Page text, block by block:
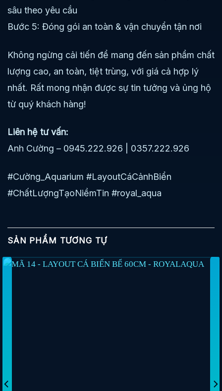
sâu theo yêu cầu
Bước 5: Đóng gói an toàn & vận chuyển tận nơi
Không ngừng cải tiến để mang đến sản phẩm chất
lượng cao, an toàn, tiệt trùng, với giá cả hợp lý
nhất. Rất mong nhận được sự tin tưởng và ủng hộ
từ quý khách hàng!
Liên hệ tư vấn:
Anh Cường – 0945.222.926 | 0357.222.926
#Cường_Aquarium #LayoutCáCảnhBiển
#ChấtLượngTạoNiềmTin #royal_aqua
SẢN PHẨM TƯƠNG TỰ